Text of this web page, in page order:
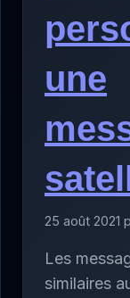
une
25 août 2021
Les
similaires